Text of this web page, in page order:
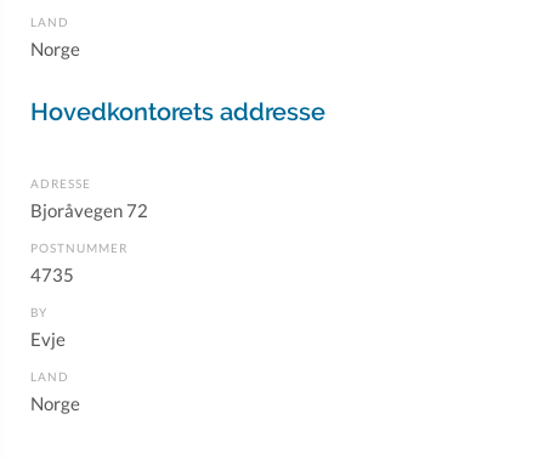
LAND
Norge
Hovedkontorets addresse
ADRESSE
Bjoråvegen 72
POSTNUMMER
4735
BY
Evje
LAND
Norge